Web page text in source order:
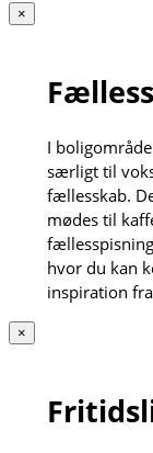
×
I
særligt til
fællesskab.
mødes til
hvor du kan
inspiration
×